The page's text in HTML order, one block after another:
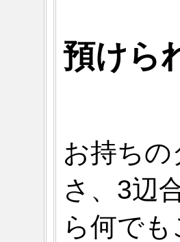
預けら
お持ち
さ、3辺
ら何で